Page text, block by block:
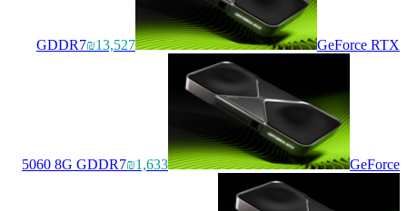
GDDR7₪13,527 GeForce RTX
5060 8G GDDR7₪1,633 GeForce